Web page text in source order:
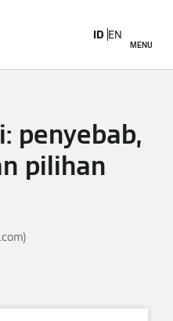
MENU
ID EN
penyebab,
pilihan